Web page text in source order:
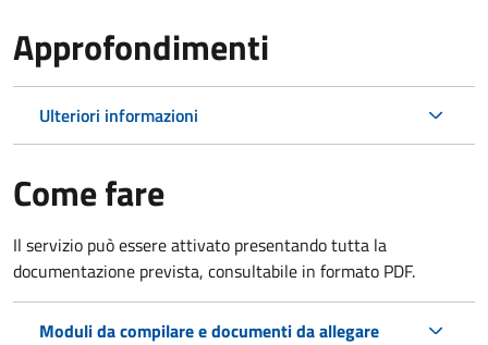
Approfondimenti
Ulteriori informazioni
Come fare
Il servizio può essere attivato presentando tutta la
documentazione prevista, consultabile in formato PDF.
Moduli da compilare e documenti da allegare